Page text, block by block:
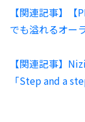
【関連記事】
でも溢れるオー
【関連記事】
「Step and a